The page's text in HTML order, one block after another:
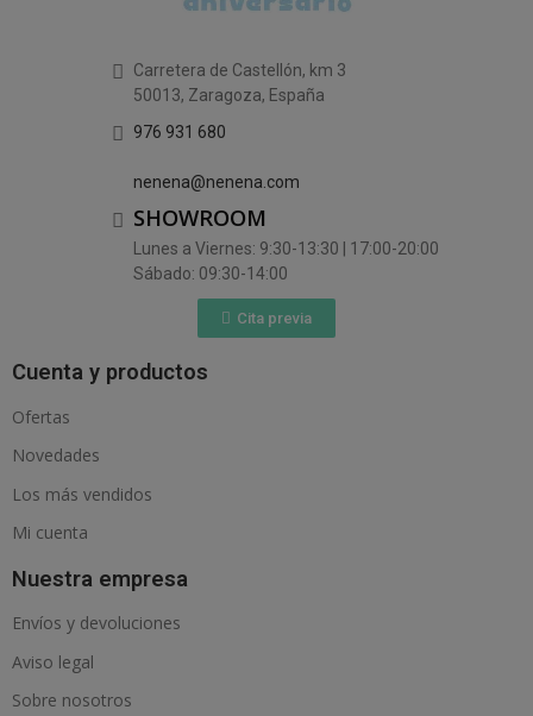
Carretera de Castellón, km 3
50013, Zaragoza, España
976 931 680
nenena@nenena.com
SHOWROOM
Lunes a Viernes: 9:30-13:30 | 17:00-20:00
Sábado: 09:30-14:00
Cita previa
Cuenta y productos
Ofertas
Novedades
Los más vendidos
Mi cuenta
Nuestra empresa
Envíos y devoluciones
Aviso legal
Sobre nosotros